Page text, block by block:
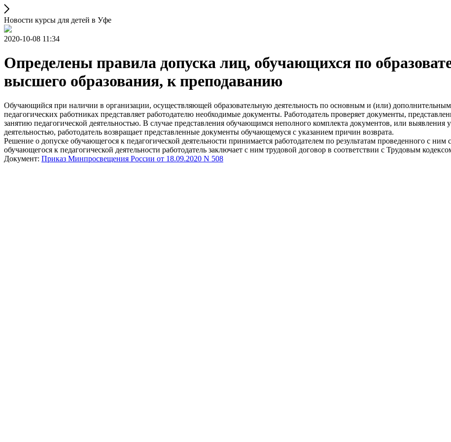
Новости курсы для детей в Уфе
2020-10-08 11:34
Определены правила допуска лиц, обучающихся по
высшего образования, к преподаванию
Обучающийся при наличии в организации, осуществляющей образовательную деятельность по основным и (или)
педагогических работниках представляет работодателю необходимые документы. Работодатель проверяет документы,
занятию педагогической деятельностью. В случае представления обучающимся неполного комплекта документов, или выявления
деятельностью, работодатель возвращает представленные документы обучающемуся с указанием причин возврата.
Решение о допуске обучающегося к педагогической деятельности принимается работодателем по результатам проведенного с
обучающегося к педагогической деятельности работодатель заключает с ним трудовой договор в соответствии с Трудовым
Документ: Приказ Минпросвещения России от 18.09.2020 N 508